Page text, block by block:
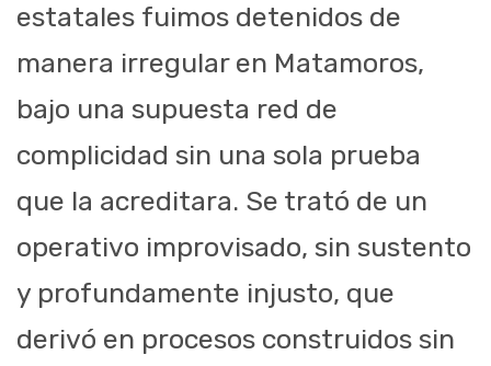
estatales fuimos detenidos de
manera irregular en Matamoros,
bajo una supuesta red de
complicidad sin una sola prueba
que la acreditara. Se trató de un
operativo improvisado, sin sustento
y profundamente injusto, que
derivó en procesos construidos sin